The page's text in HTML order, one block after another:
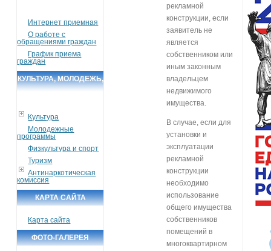
Интернет приемная
О работе с
обращениями граждан
График приема
граждан
КУЛЬТУРА, МОЛОДЕЖЬ,
Культура
Молодежные
программы
Физкультура и спорт
Туризм
Антинаркотическая
комиссия
КАРТА САЙТА
Карта сайта
ФОТО-ГАЛЕРЕЯ
рекламной
конструкции, если
заявитель не
является
собственником или
иным законным
владельцем
недвижимого
имущества.
В случае, если для
установки и
эксплуатации
рекламной
конструкции
необходимо
использование
общего имущества
собственников
помещений в
многоквартирном